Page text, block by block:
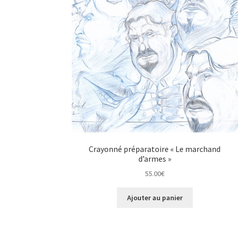
Crayonné préparatoire « Le marchand
d’armes »
55.00€
Ajouter au panier